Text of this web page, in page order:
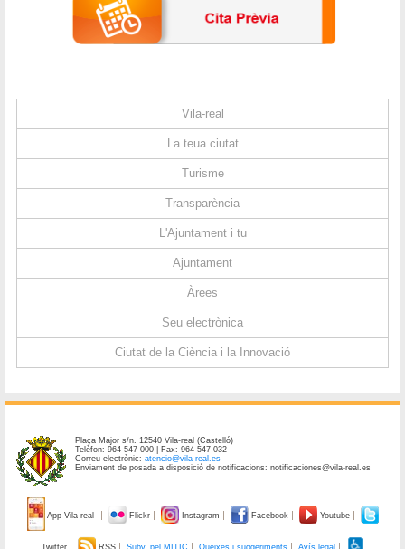
Vila-real
La teua ciutat
Turisme
Transparència
L'Ajuntament i tu
Ajuntament
Àrees
Seu electrònica
Ciutat de la Ciència i la Innovació
Plaça Major s/n. 12540 Vila-real (Castelló)
Telèfon: 964 547 000 | Fax: 964 547 032
Correu electrònic:atencio@vila-real.es
Enviament de posada a disposició de notificacions: notificaciones@vila-real.es
App Vila-real Flickr Instagram Facebook Youtube
Twitter RSS Subv. pel MITIC Queixes i suggeriments Avís legal